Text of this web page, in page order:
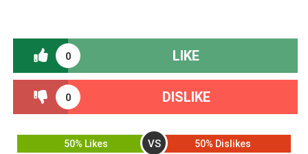
0 LIKE
0 DISLIKE
50% Likes VS 50% Dislikes